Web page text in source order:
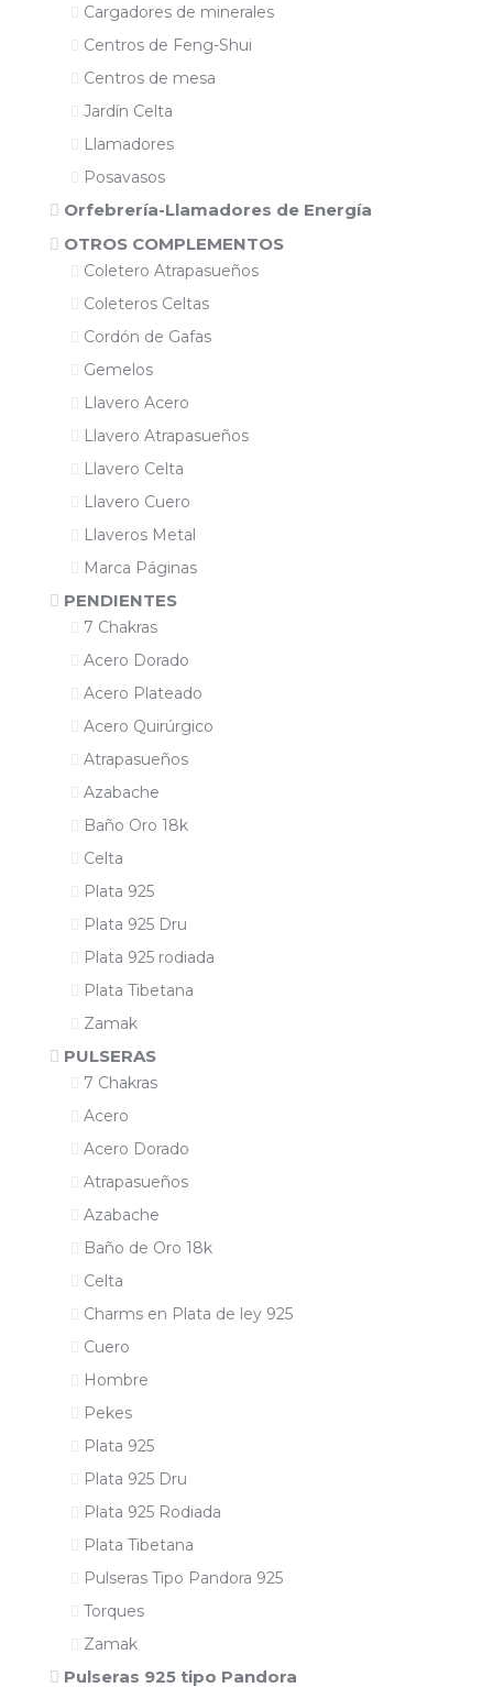
Cargadores de minerales
Centros de Feng-Shui
Centros de mesa
Jardín Celta
Llamadores
Posavasos
Orfebrería-Llamadores de Energía
OTROS COMPLEMENTOS
Coletero Atrapasueños
Coleteros Celtas
Cordón de Gafas
Gemelos
Llavero Acero
Llavero Atrapasueños
Llavero Celta
Llavero Cuero
Llaveros Metal
Marca Páginas
PENDIENTES
7 Chakras
Acero Dorado
Acero Plateado
Acero Quirúrgico
Atrapasueños
Azabache
Baño Oro 18k
Celta
Plata 925
Plata 925 Dru
Plata 925 rodiada
Plata Tibetana
Zamak
PULSERAS
7 Chakras
Acero
Acero Dorado
Atrapasueños
Azabache
Baño de Oro 18k
Celta
Charms en Plata de ley 925
Cuero
Hombre
Pekes
Plata 925
Plata 925 Dru
Plata 925 Rodiada
Plata Tibetana
Pulseras Tipo Pandora 925
Torques
Zamak
Pulseras 925 tipo Pandora